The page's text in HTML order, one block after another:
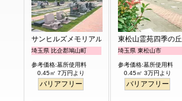
サンヒルズメモリアルガーデン
埼玉県 比企郡鳩山町
参考価格:墓所使用料
0.45㎡ 7万円より
バリアフリー
東松山霊苑四季の丘
埼玉県 東松山市
参考価格:墓所使用料
0.45㎡ 3万円より
バリアフリー